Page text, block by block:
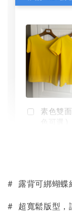
素色雙
# 露背可綁蝴蝶
# 超寬鬆版型，